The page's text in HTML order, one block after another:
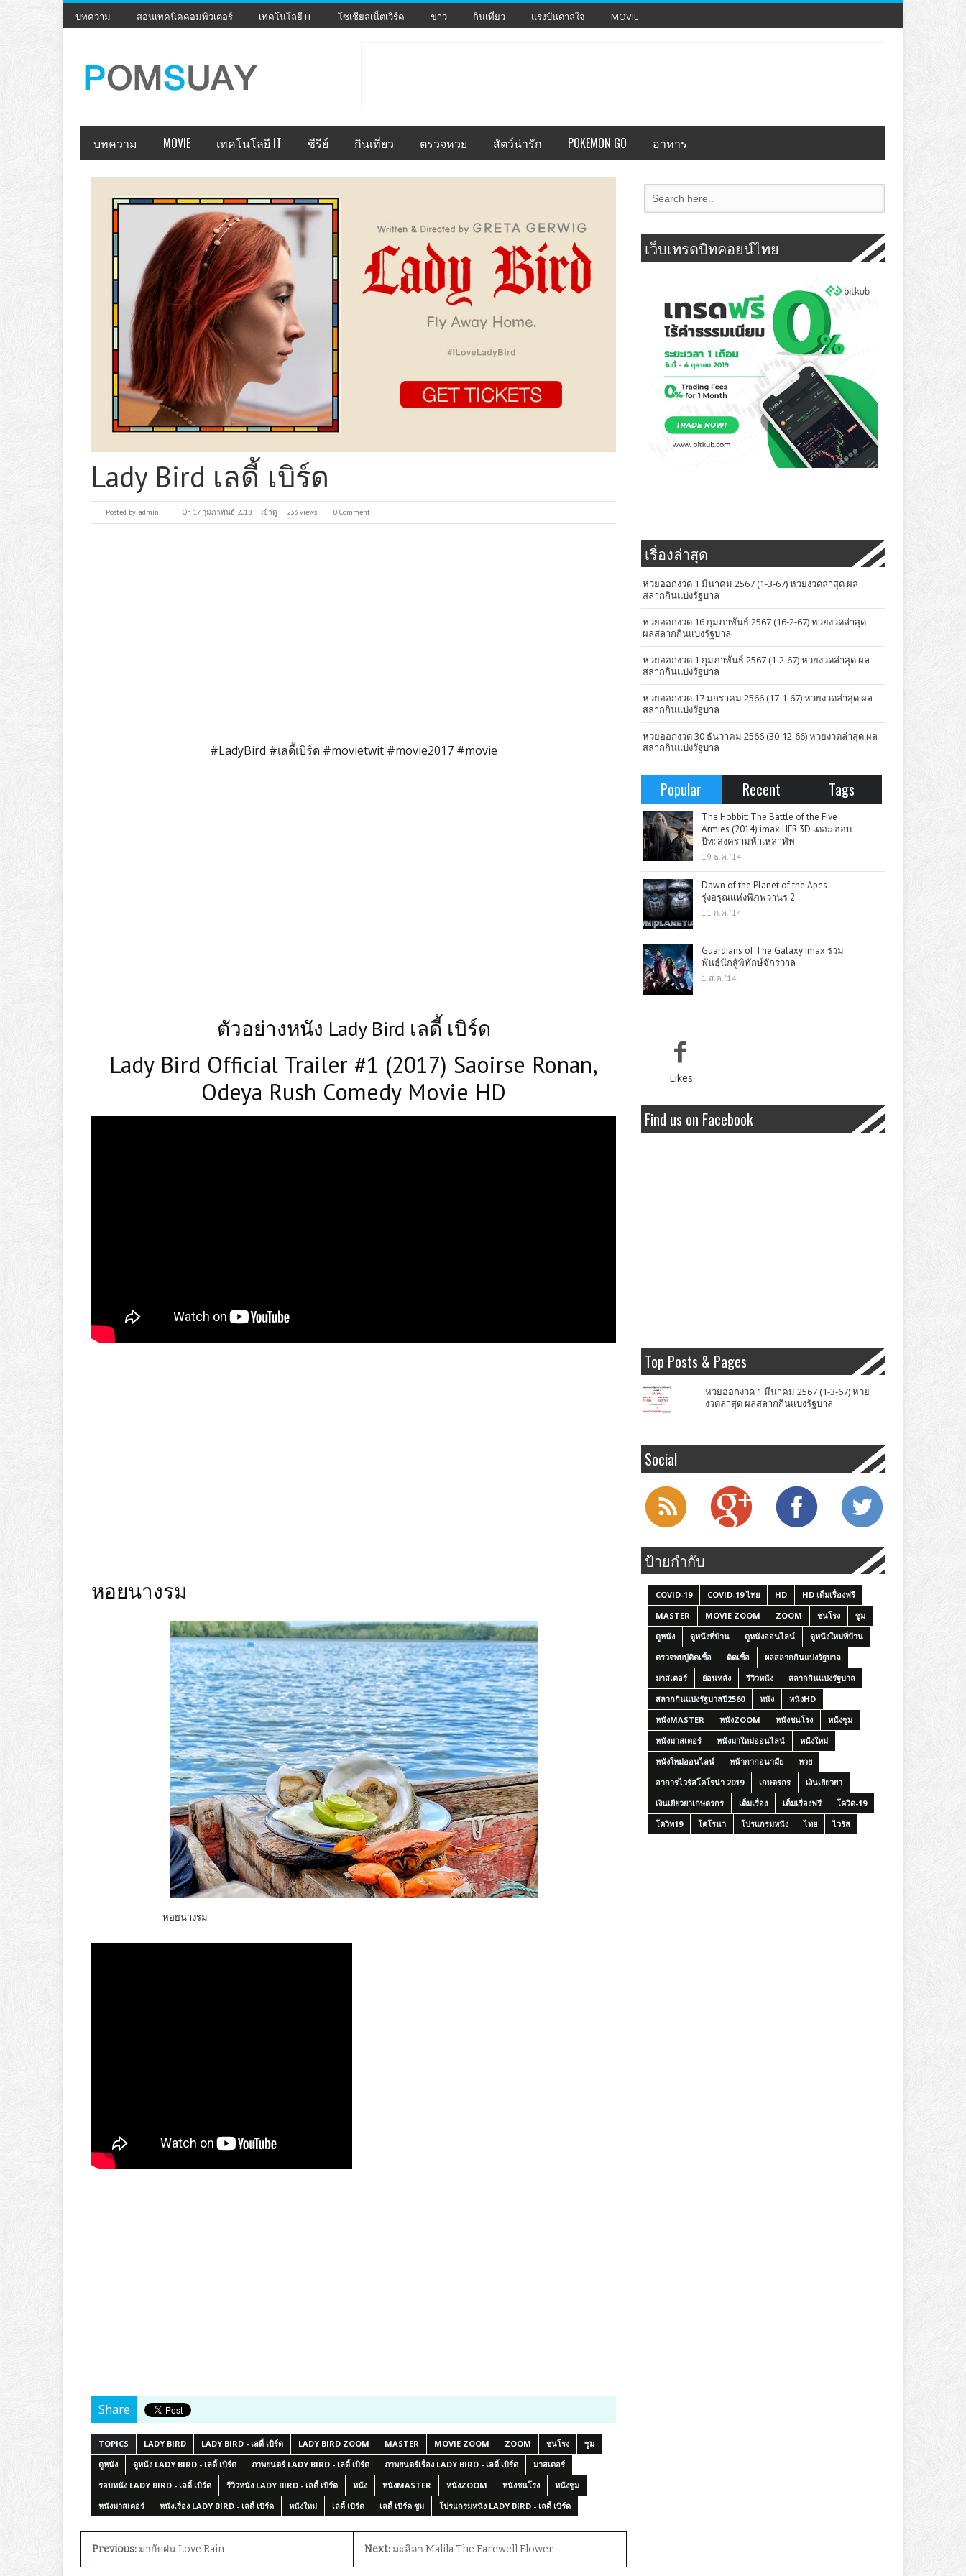
บทความ สอนเทคนิคคอมพิวเตอร์ เทคโนโลยี IT โซเชียลเน็ตเวิร์ค ข่าว กินเที่ยว แรงบันดาลใจ MOVIE
บทความ MOVIE เทคโนโลยี IT ซีรีย์ กินเที่ยว ตรวจหวย สัตว์น่ารัก POKEMON GO อาหาร
Lady Bird เลดี้ เบิร์ด
Posted by admin On 17 กุมภาพันธ์ 2018 เข้าดู 233 views 0 Comment
#LadyBird #เลดี้เบิร์ด #movietwit #movie2017 #movie
ตัวอย่างหนัง Lady Bird เลดี้ เบิร์ด
Lady Bird Official Trailer #1 (2017) Saoirse Ronan,
Odeya Rush Comedy Movie HD
หอยนางรม
หอยนางรม
Share
TOPICS LADY BIRD LADY BIRD - เลดี้ เบิร์ด LADY BIRD ZOOM MASTER MOVIE ZOOM ZOOM ชนโรง
ซูม
ดูหนัง
ดูหนัง LADY BIRD - เลดี้ เบิร์ด ภาพยนตร์ LADY BIRD - เลดี้ เบิร์ด ภาพยนตร์เรื่อง LADY BIRD - เลดี้ เบิร์ด
มาสเตอร์
รอบหนัง LADY BIRD - เลดี้ เบิร์ด
รีวิวหนัง LADY BIRD - เลดี้ เบิร์ด หนัง หนังMASTER หนังZOOM หนังชนโรง
หนังซูม
หนังมาสเตอร์
หนังเรื่อง LADY BIRD - เลดี้ เบิร์ด หนังใหม่ เลดี้ เบิร์ด เลดี้ เบิร์ด ซูม โปรแกรมหนัง LADY BIRD - เลดี้ เบิร์ด
Previous: มากับฝน Love Rain Next: มะลิลา Malila The Farewell Flower
เว็บเทรดบิทคอยน์ไทย
เรื่องล่าสุด
หวยออกงวด 1 มีนาคม 2567 (1-3-67) หวยงวดล่าสุด ผล
สลากกินแบ่งรัฐบาล
หวยออกงวด 16 กุมภาพันธ์ 2567 (16-2-67) หวยงวดล่าสุด
ผลสลากกินแบ่งรัฐบาล
หวยออกงวด 1 กุมภาพันธ์ 2567 (1-2-67) หวยงวดล่าสุด ผล
สลากกินแบ่งรัฐบาล
หวยออกงวด 17 มกราคม 2566 (17-1-67) หวยงวดล่าสุด ผล
สลากกินแบ่งรัฐบาล
หวยออกงวด 30 ธันวาคม 2566 (30-12-66) หวยงวดล่าสุด ผล
สลากกินแบ่งรัฐบาล
Popular Recent Tags
The Hobbit: The Battle of the Five
Armies (2014) imax HFR 3D เดอะ ฮอบ
บิท: สงครามห้าเหล่าทัพ
19 ธ.ค. '14
Dawn of the Planet of the Apes
รุ่งอรุณแห่งพิภพวานร 2
11 ก.ค. '14
Guardians of The Galaxy imax รวม
พันธุ์นักสู้พิทักษ์จักรวาล
1 ส.ค. '14
Likes
Find us on Facebook
Top Posts & Pages
หวยออกงวด 1 มีนาคม 2567 (1-3-67) หวย
งวดล่าสุด ผลสลากกินแบ่งรัฐบาล
Social
ป้ายกำกับ
COVID-19 COVID-19 ไทย HD
HD เต็มเรื่องฟรี
MASTER
MOVIE ZOOM ZOOM ชนโรง
ซูม
ดูหนัง
ดูหนังที่บ้าน ดูหนังออนไลน์
ดูหนังใหม่ที่บ้าน
ตรวจพบปู่ติดเชื้อ
ติดเชื้อ
ผลสลากกินแบ่งรัฐบาล
มาสเตอร์
ย้อนหลัง รีวิวหนัง
สลากกินแบ่งรัฐบาล
สลากกินแบ่งรัฐบาลปี2560
หนัง
หนังHD
หนังMASTER
หนังZOOM หนังชนโรง
หนังซูม
หนังมาสเตอร์
หนังมาใหม่ออนไลน์
หนังใหม่
หนังใหม่ออนไลน์
หน้ากากอนามัย
หวย
อาการไวรัสโคโรน่า 2019
เกษตรกร
เงินเยียวยา
เงินเยียวยาเกษตรกร
เต็มเรื่อง เต็มเรื่องฟรี
โควิด-19
โควิท19
โคโรนา โปรแกรมหนัง ไทย ไวรัส